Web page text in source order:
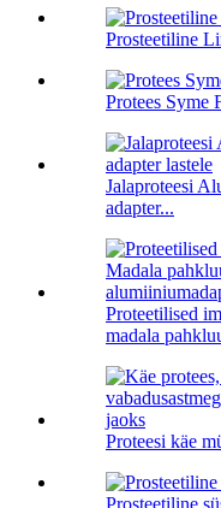
Prosteetiline
Protees Syme
Jalaproteesi
adapter...
Proteetilised
madala
Proteesi käe